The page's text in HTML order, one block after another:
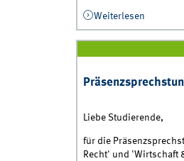
Weiterlesen
Liebe Studierende,
für die
Recht' und 'Wirtschaft